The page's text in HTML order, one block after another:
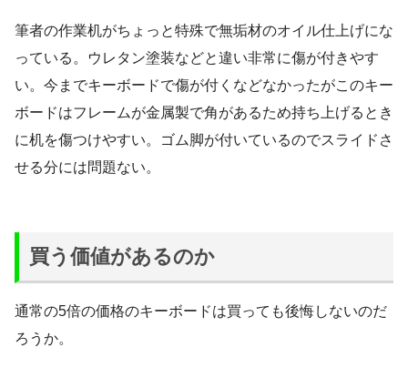
筆者の作業机がちょっと特殊で無垢材のオイル仕上げにな
っている。ウレタン塗装などと違い非常に傷が付きやす
い。今までキーボードで傷が付くなどなかったがこのキー
ボードはフレームが金属製で角があるため持ち上げるとき
に机を傷つけやすい。ゴム脚が付いているのでスライドさ
せる分には問題ない。
買う価値があるのか
通常の5倍の価格のキーボードは買っても後悔しないのだ
ろうか。